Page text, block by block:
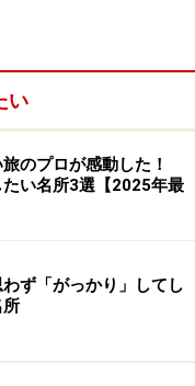
ハル・ミナール。青
フリカをつなぐ要衝
移動する隊商＝キ
ルクロードではウ
史地区」やシリアの
隊商都市が繁栄し
い
のプロが感動した！
い名所3選【2025年最
ず「がっかり」してし
所